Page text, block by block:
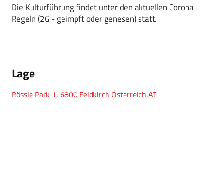
Die Kulturführung findet unter den aktuellen Corona
Regeln (2G - geimpft oder genesen) statt.
Lage
Rössle Park 1, 6800 Feldkirch Österreich,AT